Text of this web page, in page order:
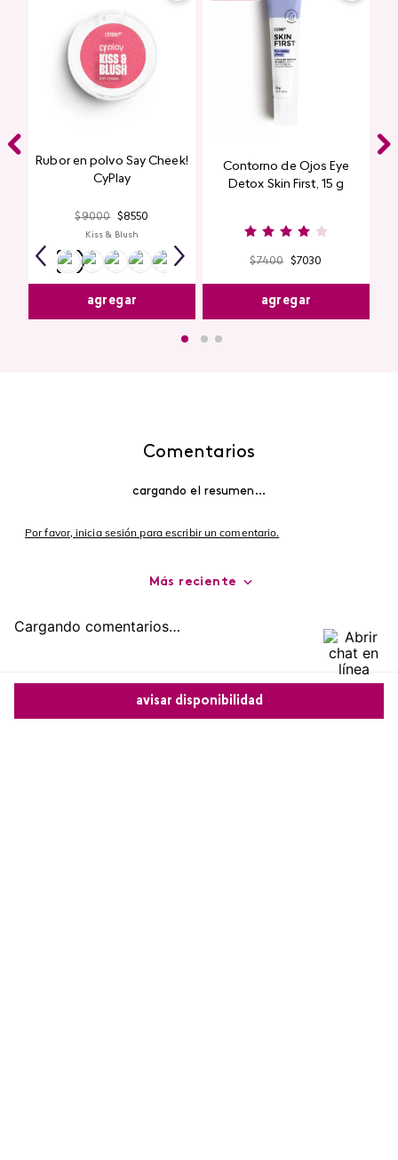
avisar disponibilidad
Rubor en polvo Say Cheek!
CyPlay
$9000 $8550
Kiss & Blush
agregar
Contorno de Ojos Eye
Detox Skin First, 15 g
$7400 $7030
agregar
Comentarios
cargando el resumen…
Por favor, inicia sesión para escribir un comentario.
Más reciente
Cargando comentarios…